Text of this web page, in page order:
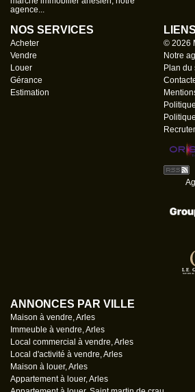
agence...
NOS SERVICES
Acheter
Vendre
Louer
Gérance
Estimation
© 2026
Notre
Plan du
ANNONCES PAR VILLE
Maison à vendre, Arles
Immeuble à vendre, Arles
Local commercial à vendre, Arles
Local d'activité à vendre, Arles
Maison à louer, Arles
Appartement à louer, Arles